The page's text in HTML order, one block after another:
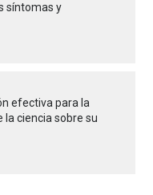
síntomas y
efectiva para la
la ciencia sobre su